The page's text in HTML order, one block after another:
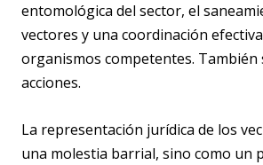
entomológica del sector, el
vectores y una coordinación
organismos competentes.
acciones.
La representación jurídica de los
una molestia barrial, sino como un